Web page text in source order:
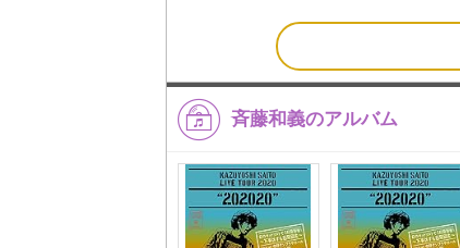
斉藤和義のアルバム